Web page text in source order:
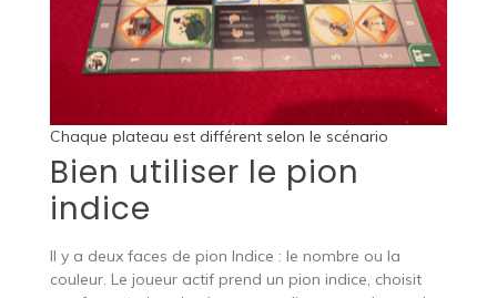
Chaque plateau est différent selon le scénario
Bien utiliser le pion
indice
Il y a deux faces de pion Indice : le nombre ou la
couleur. Le joueur actif prend un pion indice, choisit